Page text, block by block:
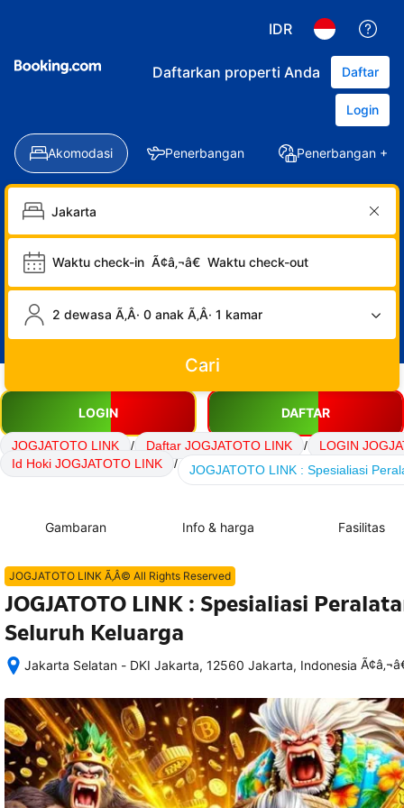
IDR
Daftarkan properti Anda Daftar
Login
Akomodasi Penerbangan Penerbangan +
Waktu check-in Ã¢â‚¬â€ Waktu check-out
2 dewasa Ã‚Â· 0 anak Ã‚Â· 1 kamar
Cari
LOGIN DAFTAR
JOGJATOTO LINK / Daftar JOGJATOTO LINK /
LOGIN
Id Hoki JOGJATOTO LINK
/ JOGJATOTO LINK : Spesialiasi
Gambaran Info & harga Fasilitas
JOGJATOTO LINK Ã‚Â© All Rights Reserved
JOGJATOTO LINK : Spesialiasi
Seluruh Keluarga
Jakarta Selatan - DKI Jakarta, 12560 Jakarta, Indonesia
memesan,
semua
rincian
akomodasi
termasuk
nomor